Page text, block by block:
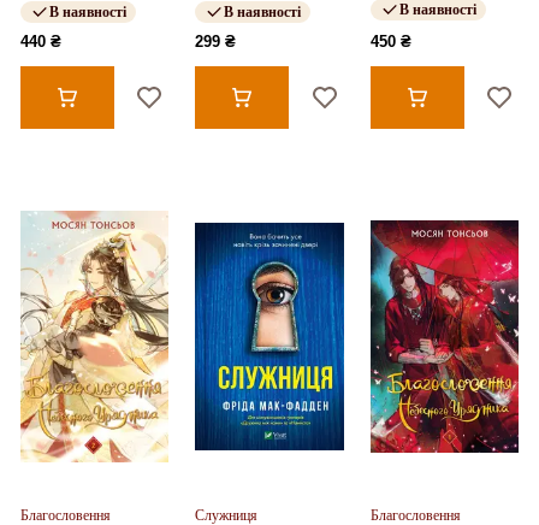
В наявності
440 ₴
В наявності
299 ₴
В наявності
450 ₴
Благословення
Служниця
Благословення